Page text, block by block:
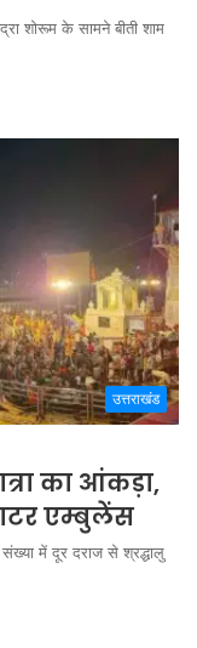
शोरूम के सामने बीती शाम
उत्तराखंड
का आंकड़ा,
एम्बुलेंस
संख्या में दूर दराज से श्रद्धालु